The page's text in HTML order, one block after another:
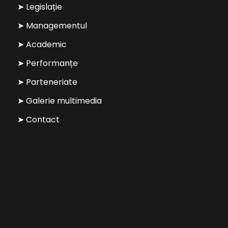
➤ Legislație
➤ Managementul
➤ Academic
➤ Performanțe
➤ Parteneriate
➤ Galerie multimedia
➤ Contact